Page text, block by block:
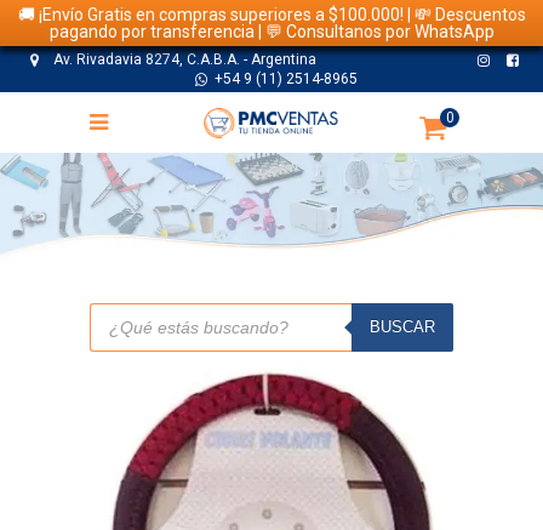
🚚 ¡Envío Gratis en compras superiores a $100.000! | 💸 Descuentos
pagando por transferencia | 💬 Consultanos por WhatsApp
Av. Rivadavia 8274, C.A.B.A. - Argentina
+54 9 (11) 2514-8965
0
TIENDA
Búsqueda
productos
BUSCAR